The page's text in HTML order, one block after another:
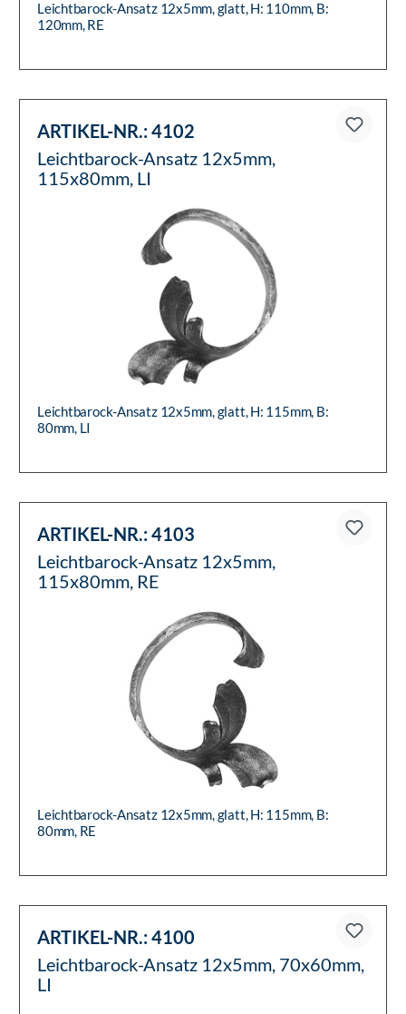
Leichtbarock-Ansatz 12x5mm, glatt, H: 110mm, B:
120mm, RE
ARTIKEL-NR.:4102
Leichtbarock-Ansatz 12x5mm,
115x80mm, LI
Leichtbarock-Ansatz 12x5mm, glatt, H: 115mm, B:
80mm, LI
ARTIKEL-NR.:4103
Leichtbarock-Ansatz 12x5mm,
115x80mm, RE
Leichtbarock-Ansatz 12x5mm, glatt, H: 115mm, B:
80mm, RE
ARTIKEL-NR.:4100
Leichtbarock-Ansatz 12x5mm, 70x60mm,
LI